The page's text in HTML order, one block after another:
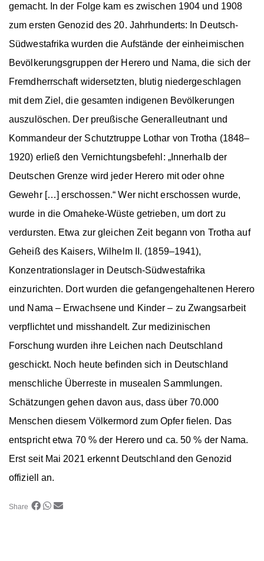
gemacht. In der Folge kam es zwischen 1904 und 1908
zum ersten Genozid des 20. Jahrhunderts: In Deutsch-
Südwestafrika wurden die Aufstände der einheimischen
Bevölkerungsgruppen der Herero und Nama, die sich der
Fremdherrschaft widersetzten, blutig niedergeschlagen
mit dem Ziel, die gesamten indigenen Bevölkerungen
auszulöschen. Der preußische Generalleutnant und
Kommandeur der Schutztruppe Lothar von Trotha (1848–
1920) erließ den Vernichtungsbefehl: „Innerhalb der
Deutschen Grenze wird jeder Herero mit oder ohne
Gewehr […] erschossen.“ Wer nicht erschossen wurde,
wurde in die Omaheke-Wüste getrieben, um dort zu
verdursten. Etwa zur gleichen Zeit begann von Trotha auf
Geheiß des Kaisers, Wilhelm II. (1859–1941),
Konzentrationslager in Deutsch-Südwestafrika
einzurichten. Dort wurden die gefangengehaltenen Herero
und Nama – Erwachsene und Kinder – zu Zwangsarbeit
verpflichtet und misshandelt. Zur medizinischen
Forschung wurden ihre Leichen nach Deutschland
geschickt. Noch heute befinden sich in Deutschland
menschliche Überreste in musealen Sammlungen.
Schätzungen gehen davon aus, dass über 70.000
Menschen diesem Völkermord zum Opfer fielen. Das
entspricht etwa 70 % der Herero und ca. 50 % der Nama.
Erst seit Mai 2021 erkennt Deutschland den Genozid
offiziell an.
Share